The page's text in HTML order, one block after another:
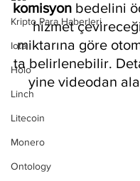
Kripto Para Haberleri
Iota
Holo
Linch
Litecoin
Monero
Ontology
komisyon bedelini
hizmet
miktarına göre
ta belirlenebilir.
yine videodan